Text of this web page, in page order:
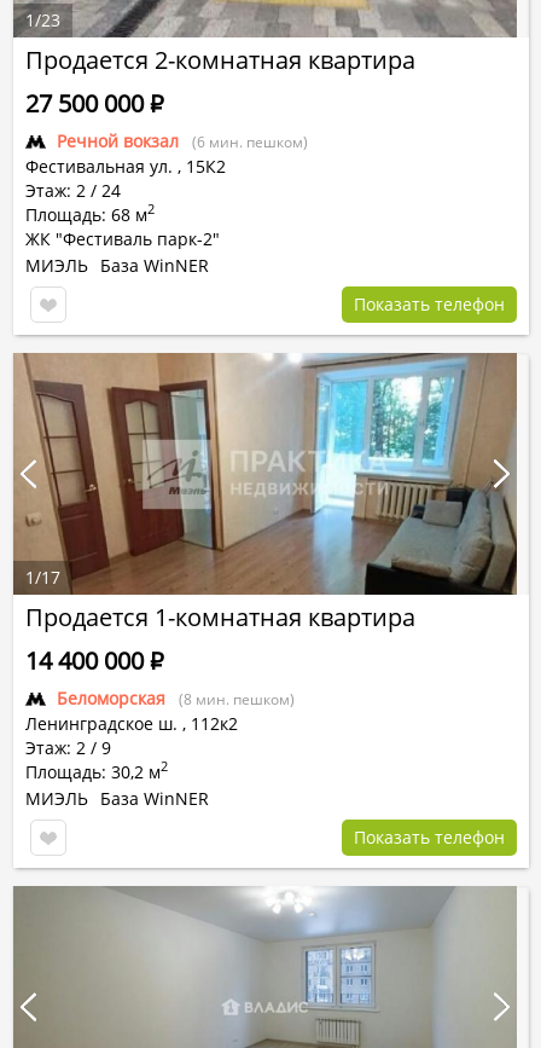
Продается 2-комнатная квартира
Речной вокзал (6 мин. пешком)
Фестивальная ул. , 15К2
Этаж: 2 / 24
Площадь: 68 м2
ЖК "Фестиваль парк-2"
27 500 000Р
МИЭЛЬ База WinNER
Показать телефон
1/23
Продается 1-комнатная квартира
Беломорская (8 мин. пешком)
Ленинградское ш. , 112к2
Этаж: 2 / 9
Площадь: 30,2 м2
14 400 000Р
МИЭЛЬ База WinNER
Показать телефон
1/17